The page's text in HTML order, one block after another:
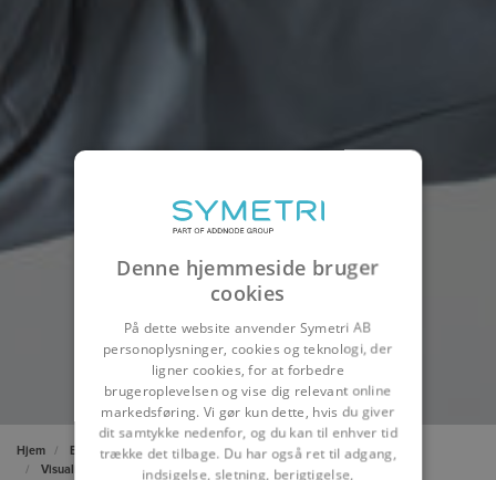
Hjem Byggeri og infrastruktur Konsulentydelser
Virtuel design
Visualisering
Denne hjemmeside bruger
cookies
På dette website anvender Symetri AB
personoplysninger, cookies og teknologi, der
ligner cookies, for at forbedre
brugeroplevelsen og vise dig relevant online
markedsføring. Vi gør kun dette, hvis du giver
dit samtykke nedenfor, og du kan til enhver tid
trække det tilbage. Du har også ret til adgang,
indsigelse, sletning, berigtigelse,